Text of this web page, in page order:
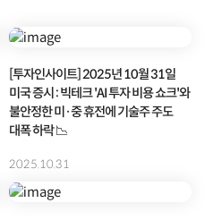
[투자인사이트] 2025년 10월 31일
미국 증시 : 빅테크 'AI 투자 비용 쇼크'와
불안정한 미·중 휴전에 기술주 주도
대폭 하락 📉
2025.10.31